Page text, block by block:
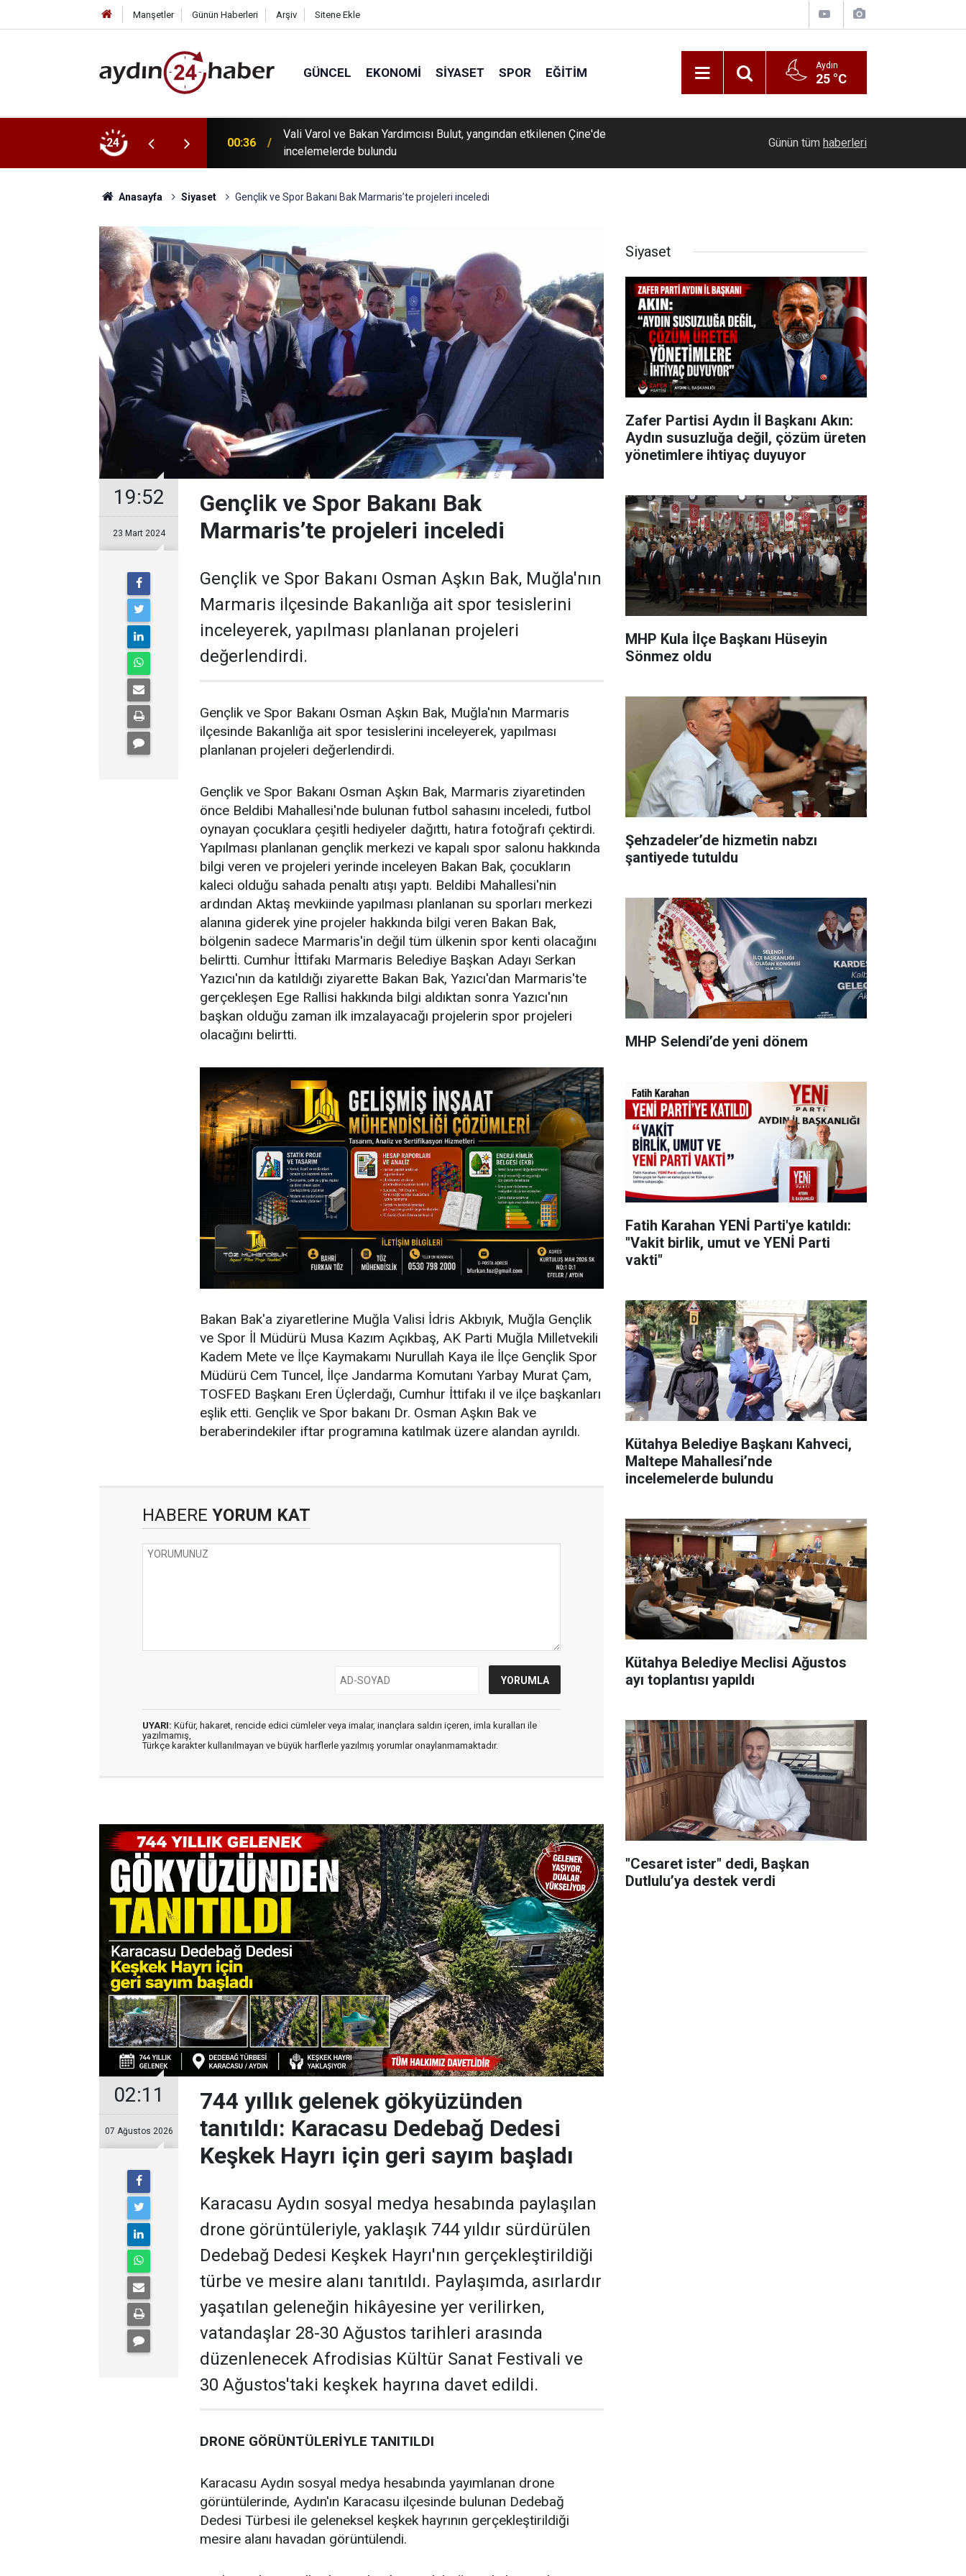
Manşetler Günün Haberleri Arşiv Sitene Ekle
GÜNCEL EKONOMI SIYASET SPOR EĞITIM Aydın
25 °C
24
Karacasu Dedebağ Dedesi Keşkek
00:36
Vali Varol ve Bakan Yardımcısı Bulut, yangından etkilenen Çine'de
incelemelerde bulundu
Ölmeye görGünün tüm haberleri
Anasayfa Siyaset Gençlik ve Spor Bakanı Bak Marmaris’te projeleri inceledi
19:52
23 Mart 2024
Gençlik ve Spor Bakanı Bak
Marmaris’te projeleri inceledi
Gençlik ve Spor Bakanı Osman Aşkın Bak, Muğla'nın
Marmaris ilçesinde Bakanlığa ait spor tesislerini
inceleyerek, yapılması planlanan projeleri
değerlendirdi.
Gençlik ve Spor Bakanı Osman Aşkın Bak, Muğla'nın Marmaris
ilçesinde Bakanlığa ait spor tesislerini inceleyerek, yapılması
planlanan projeleri değerlendirdi.
Gençlik ve Spor Bakanı Osman Aşkın Bak, Marmaris ziyaretinden
önce Beldibi Mahallesi'nde bulunan futbol sahasını inceledi, futbol
oynayan çocuklara çeşitli hediyeler dağıttı, hatıra fotoğrafı çektirdi.
Yapılması planlanan gençlik merkezi ve kapalı spor salonu hakkında
bilgi veren ve projeleri yerinde inceleyen Bakan Bak, çocukların
kaleci olduğu sahada penaltı atışı yaptı. Beldibi Mahallesi'nin
ardından Aktaş mevkiinde yapılması planlanan su sporları merkezi
alanına giderek yine projeler hakkında bilgi veren Bakan Bak,
bölgenin sadece Marmaris'in değil tüm ülkenin spor kenti olacağını
belirtti. Cumhur İttifakı Marmaris Belediye Başkan Adayı Serkan
Yazıcı'nın da katıldığı ziyarette Bakan Bak, Yazıcı'dan Marmaris'te
gerçekleşen Ege Rallisi hakkında bilgi aldıktan sonra Yazıcı'nın
başkan olduğu zaman ilk imzalayacağı projelerin spor projeleri
olacağını belirtti.
Bakan Bak'a ziyaretlerine Muğla Valisi İdris Akbıyık, Muğla Gençlik
ve Spor İl Müdürü Musa Kazım Açıkbaş, AK Parti Muğla Milletvekili
Kadem Mete ve İlçe Kaymakamı Nurullah Kaya ile İlçe Gençlik Spor
Müdürü Cem Tuncel, İlçe Jandarma Komutanı Yarbay Murat Çam,
TOSFED Başkanı Eren Üçlerdağı, Cumhur İttifakı il ve ilçe başkanları
eşlik etti. Gençlik ve Spor bakanı Dr. Osman Aşkın Bak ve
beraberindekiler iftar programına katılmak üzere alandan ayrıldı.
HABERE YORUM KAT
UYARI: Küfür, hakaret, rencide edici cümleler veya imalar, inançlara saldırı içeren, imla kuralları ile
yazılmamış,
Türkçe karakter kullanılmayan ve büyük harflerle yazılmış yorumlar onaylanmamaktadır.
02:11
07 Ağustos 2026
744 yıllık gelenek gökyüzünden
tanıtıldı: Karacasu Dedebağ Dedesi
Keşkek Hayrı için geri sayım başladı
Karacasu Aydın sosyal medya hesabında paylaşılan
drone görüntüleriyle, yaklaşık 744 yıldır sürdürülen
Dedebağ Dedesi Keşkek Hayrı'nın gerçekleştirildiği
türbe ve mesire alanı tanıtıldı. Paylaşımda, asırlardır
yaşatılan geleneğin hikâyesine yer verilirken,
vatandaşlar 28-30 Ağustos tarihleri arasında
düzenlenecek Afrodisias Kültür Sanat Festivali ve
30 Ağustos'taki keşkek hayrına davet edildi.
DRONE GÖRÜNTÜLERİYLE TANITILDI
Karacasu Aydın sosyal medya hesabında yayımlanan drone
görüntülerinde, Aydın'ın Karacasu ilçesinde bulunan Dedebağ
Dedesi Türbesi ile geleneksel keşkek hayrının gerçekleştirildiği
mesire alanı havadan görüntülendi.
Siyaset
Zafer Partisi Aydın İl Başkanı Akın:
Aydın susuzluğa değil, çözüm üreten
yönetimlere ihtiyaç duyuyor
MHP Kula İlçe Başkanı Hüseyin
Sönmez oldu
Şehzadeler’de hizmetin nabzı
şantiyede tutuldu
MHP Selendi’de yeni dönem
Fatih Karahan YENİ Parti'ye katıldı:
"Vakit birlik, umut ve YENİ Parti
vakti"
Kütahya Belediye Başkanı Kahveci,
Maltepe Mahallesi’nde
incelemelerde bulundu
Kütahya Belediye Meclisi Ağustos
ayı toplantısı yapıldı
"Cesaret ister" dedi, Başkan
Dutlulu’ya destek verdi